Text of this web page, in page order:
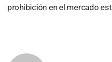
prohibición en el mercado